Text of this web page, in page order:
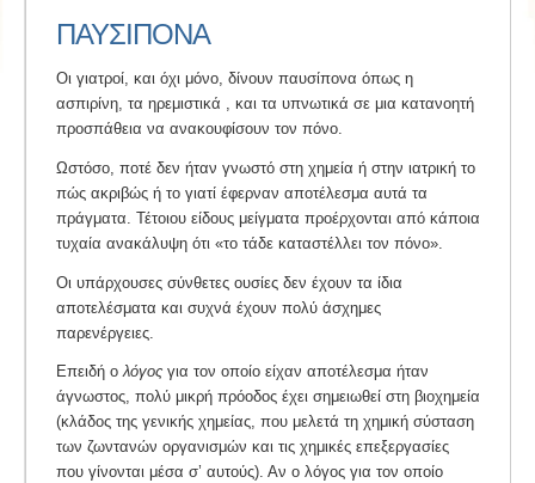
ΠΑΥΣΙΠΟΝΑ
Οι γιατροί, και όχι μόνο, δίνουν παυσίπονα όπως η
ασπιρίνη, τα ηρεμιστικά , και τα υπνωτικά σε μια κατανοητή
προσπάθεια να ανακουφίσουν τον πόνο.
Ωστόσο, ποτέ δεν ήταν γνωστό στη χημεία ή στην ιατρική το
πώς ακριβώς ή το γιατί έφερναν αποτέλεσμα αυτά τα
πράγματα. Τέτοιου είδους μείγματα προέρχονται από κάποια
τυχαία ανακάλυψη ότι «το τάδε καταστέλλει τον πόνο».
Οι υπάρχουσες σύνθετες ουσίες δεν έχουν τα ίδια
αποτελέσματα και συχνά έχουν πολύ άσχημες
παρενέργειες.
Επειδή ολόγος για τον οποίο είχαν αποτέλεσμα ήταν
άγνωστος, πολύ μικρή πρόοδος έχει σημειωθεί στη βιοχημεία
(κλάδος της γενικής χημείας, που μελετά τη χημική σύσταση
των ζωντανών οργανισμών και τις χημικές επεξεργασίες
που γίνονται μέσα σ’ αυτούς). Αν ο λόγος για τον οποίο